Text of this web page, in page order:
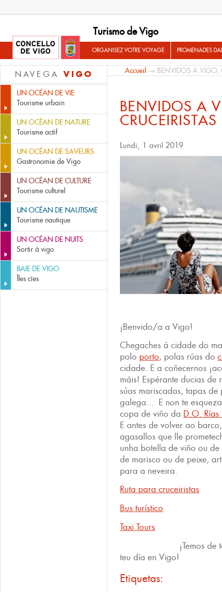
Turismo de Vigo
ORGANISEZ VOTRE VOYAGE PROMENADES
NAVEGA VIGO
UN OCÉAN DE VIE
Tourisme urbain
UN OCÉAN DE NATURE
Tourisme actif
UN OCÉAN DE SAVEURS
Gastronomie de Vigo
UN OCÉAN DE CULTURE
Tourisme culturel
UN OCÉAN DE NAUTISME
Tourisme nautique
UN OCÉAN DE NUITS
Sortir à vigo
BAIE DE VIGO
Îles cíes
Accueil → BENVIDOS A VIGO,
BENVIDOS A
CRUCEIRISTAS
Lundi, 1 avril 2019
¡Benvido/a a Vigo!
Chegaches á cidade do
polo porto, polas rúas do
cidade. E a coñecernos
máis! Espérante ducias de
súas mariscadas, tapas
galega... E non te
copa de viño da D.O. Rías
E antes de volver ao
agasallos que lle
unha botella de viño ou
de marisco ou de peixe,
para a neveira.
Ruta para cruceiristas
Bus turístico
Taxi Tours
¡Temos de todo e
teu día en Vigo!
Etiquetas: